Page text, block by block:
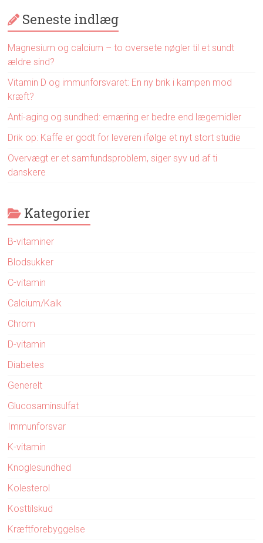
Seneste indlæg
Magnesium og calcium – to oversete nøgler til et sundt
ældre sind?
Vitamin D og immunforsvaret: En ny brik i kampen mod
kræft?
Anti-aging og sundhed: ernæring er bedre end lægemidler
Drik op: Kaffe er godt for leveren ifølge et nyt stort studie
Overvægt er et samfundsproblem, siger syv ud af ti
danskere
Kategorier
B-vitaminer
Blodsukker
C-vitamin
Calcium/Kalk
Chrom
D-vitamin
Diabetes
Generelt
Glucosaminsulfat
Immunforsvar
K-vitamin
Knoglesundhed
Kolesterol
Kosttilskud
Kræftforebyggelse